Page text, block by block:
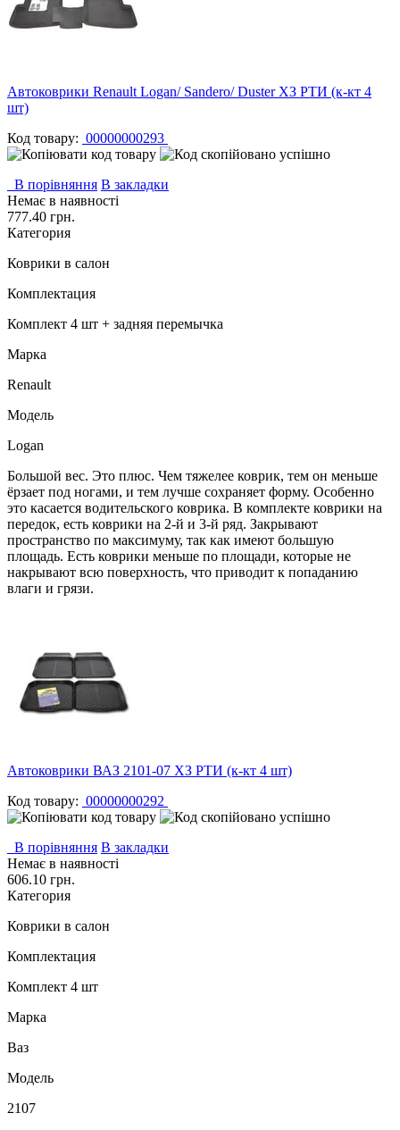
Автоковрики Renault Logan/ Sandero/ Duster ХЗ РТИ (к-кт 4
шт)
Код товару: 00000000293
В порівняння В закладки
Немає в наявності
777.40 грн.
Категория
Коврики в салон
Комплектация
Комплект 4 шт + задняя перемычка
Марка
Renault
Модель
Logan
Большой вес. Это плюс. Чем тяжелее коврик, тем он меньше
ёрзает под ногами, и тем лучше сохраняет форму. Особенно
это касается водительского коврика. В комплекте коврики на
передок, есть коврики на 2-й и 3-й ряд. Закрывают
пространство по максимуму, так как имеют большую
площадь. Есть коврики меньше по площади, которые не
накрывают всю поверхность, что приводит к попаданию
влаги и грязи.
Автоковрики ВАЗ 2101-07 ХЗ РТИ (к-кт 4 шт)
Код товару: 00000000292
В порівняння В закладки
Немає в наявності
606.10 грн.
Категория
Коврики в салон
Комплектация
Комплект 4 шт
Марка
Ваз
Модель
2107